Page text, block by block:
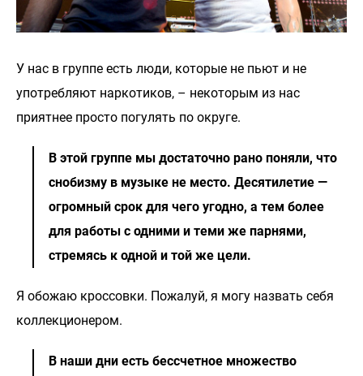
У нас в группе есть люди, которые не пьют и не
употребляют наркотиков, – некоторым из нас
приятнее просто погулять по округе.
В этой группе мы достаточно рано поняли, что
снобизму в музыке не место. Десятилетие —
огромный срок для чего угодно, а тем более
для работы с одними и теми же парнями,
стремясь к одной и той же цели.
Я обожаю кроссовки. Пожалуй, я могу назвать себя
коллекционером.
В наши дни есть бессчетное множество